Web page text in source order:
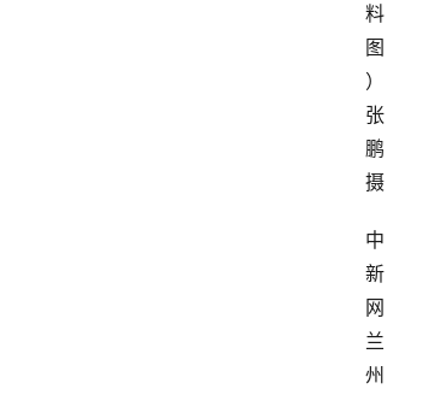
料
图
）
张
鹏
摄
中
新
网
兰
州